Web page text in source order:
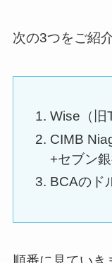
次の3つをご紹
Wise（旧
CIMB
+セブン
BCAのド